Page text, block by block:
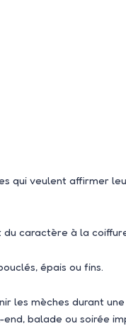
qui veulent affirmer
caractère à la
épais ou fins.
les mèches durant
balade ou soirée